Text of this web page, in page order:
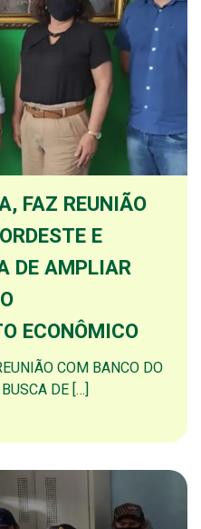
FAZ REUNIÃO
E
DE AMPLIAR
ECONÔMICO
COM BANCO DO
DE […]